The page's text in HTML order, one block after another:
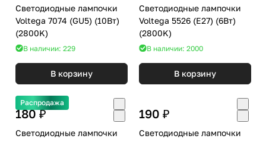
Светодиодные лампочки
Voltega 7074 (GU5) (10Вт)
(2800K)
В наличии: 229
В корзину
Светодиодные лампочки
Voltega 5526 (E27) (6Вт)
(2800K)
В наличии: 2000
В корзину
Распродажа
180 ₽
Светодиодные лампочки
190 ₽
Светодиодные лампочки